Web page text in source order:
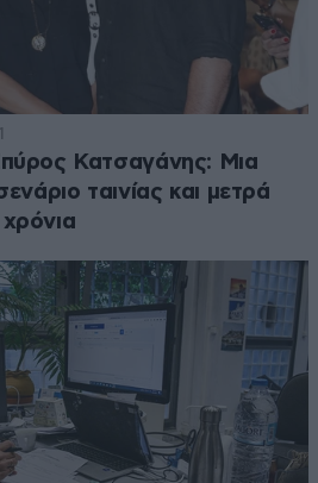
Κατσαγάνης: Μια
ταινίας και μετρά